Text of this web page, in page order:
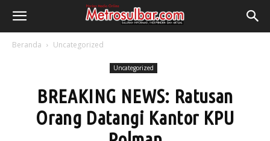
Beranda Uncategorized
Uncategorized
BREAKING NEWS: Ratusan
Orang Datangi Kantor KPU